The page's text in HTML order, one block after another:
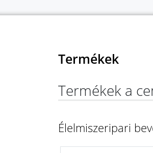
Termékek
Termékek a
Élelmiszeripari